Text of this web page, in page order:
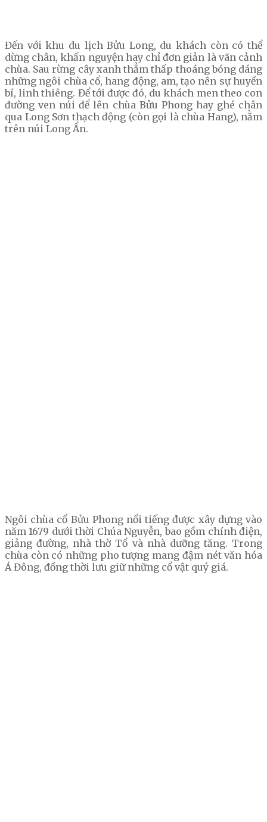
Đến với khu du lịch Bửu Long, du khách còn có thể
dừng chân, khấn nguyện hay chỉ đơn giản là vãn cảnh
chùa. Sau rừng cây xanh thẳm thấp thoáng bóng dáng
những ngôi chùa cổ, hang động, am, tạo nên sự huyền
bí, linh thiêng. Để tới được đó, du khách men theo con
đường ven núi để lên chùa Bửu Phong hay ghé chân
qua Long Sơn thạch động (còn gọi là chùa Hang), nằm
trên núi Long Ẩn.
Ngôi chùa cổ Bửu Phong nổi tiếng được xây dựng vào
năm 1679 dưới thời Chúa Nguyễn, bao gồm chính điện,
giảng đường, nhà thờ Tổ và nhà dưỡng tăng. Trong
chùa còn có những pho tượng mang đậm nét văn hóa
Á Đông, đồng thời lưu giữ những cổ vật quý giá.